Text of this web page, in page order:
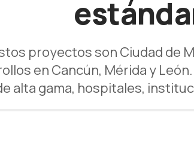
proyectos son Ciudad de
en Cancún, Mérida y
alta gama, hospitales,